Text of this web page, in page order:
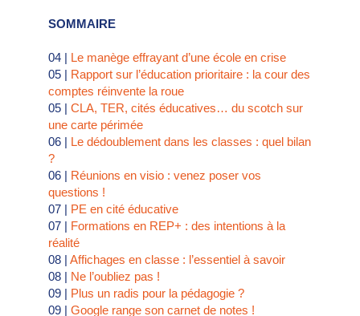
SOMMAIRE
04 | Le manège effrayant d’une école en crise
05 | Rapport sur l’éducation prioritaire : la cour des
comptes réinvente la roue
05 | CLA, TER, cités éducatives… du scotch sur
une carte périmée
06 | Le dédoublement dans les classes : quel bilan
?
06 | Réunions en visio : venez poser vos
questions !
07 | PE en cité éducative
07 | Formations en REP+ : des intentions à la
réalité
08 | Affichages en classe : l’essentiel à savoir
08 | Ne l’oubliez pas !
09 | Plus un radis pour la pédagogie ?
09 | Google range son carnet de notes !